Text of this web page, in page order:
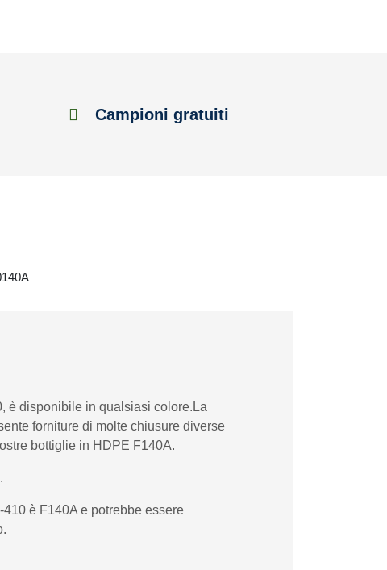
Campioni gratuiti
è disponibile in qualsiasi colore.La
forniture di molte chiusure diverse
bottiglie in HDPE F140A.
è F140A e potrebbe essere